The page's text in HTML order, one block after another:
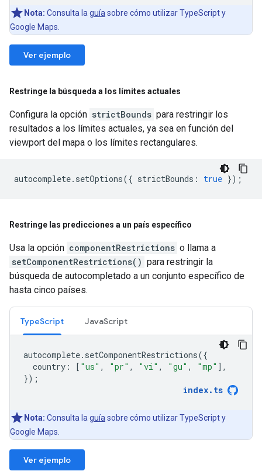
Nota: Consulta la guía sobre cómo utilizar TypeScript y
Google Maps.
Ver ejemplo
Restringe la búsqueda a los límites actuales
Configura la opción strictBounds para restringir los
resultados a los límites actuales, ya sea en función del
viewport del mapa o los límites rectangulares.
autocomplete. setOptions({ strictBounds : true });
Restringe las predicciones a un país específico
Usa la opción componentRestrictions o llama a
setComponentRestrictions() para restringir la
búsqueda de autocompletado a un conjunto específico de
hasta cinco países.
TypeScript JavaScript
autocomplete. setComponentRestrictions({
country : [ "us" , "pr" , "vi" , "gu" , "mp" ],
});
index. ts
Nota: Consulta la guía sobre cómo utilizar TypeScript y
Google Maps.
Ver ejemplo